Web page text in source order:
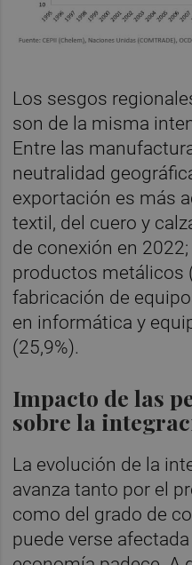
Los sesgos
son de la misma
Entre las
neutralidad
exportación es más
textil, del cuero y
de conexión en
productos metálicos
fabricación de
en informática y
(25,9%).
Impacto de las
sobre la
La evolución de la
avanza tanto por el
como del grado de
puede verse